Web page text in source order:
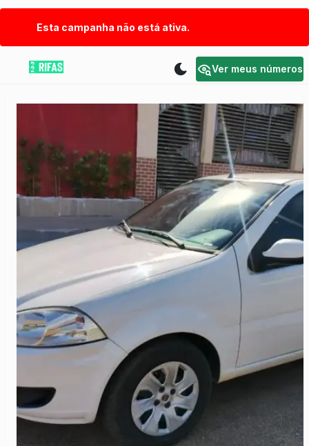
Esta campanha não está ativa.
Ver meus números